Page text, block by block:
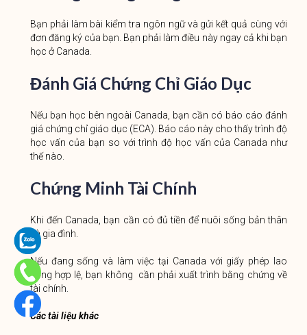
Bạn phải làm bài kiểm tra ngôn ngữ và gửi kết quả cùng với
đơn đăng ký của bạn. Bạn phải làm điều này ngay cả khi bạn
học ở Canada.
Đánh Giá Chứng Chỉ Giáo Dục
Nếu bạn học bên ngoài Canada, bạn cần có báo cáo đánh
giá chứng chỉ giáo dục (ECA). Báo cáo này cho thấy trình độ
học vấn của bạn so với trình độ học vấn của Canada như
thế nào.
Chứng Minh Tài Chính
Khi đến Canada, bạn cần có đủ tiền để nuôi sống bản thân
và gia đình.
Nếu đang sống và làm việc tại Canada với giấy phép lao
động hợp lệ, bạn không cần phải xuất trình bằng chứng về
tài chính.
Các tài liệu khác